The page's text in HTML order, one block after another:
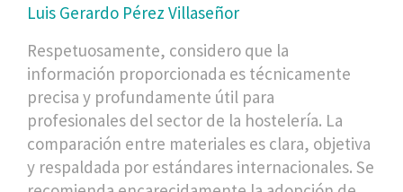
Luis Gerardo Pérez Villaseñor
Respetuosamente, considero que la
información proporcionada es técnicamente
precisa y profundamente útil para
profesionales del sector de la hostelería. La
comparación entre materiales es clara, objetiva
y respaldada por estándares internacionales. Se